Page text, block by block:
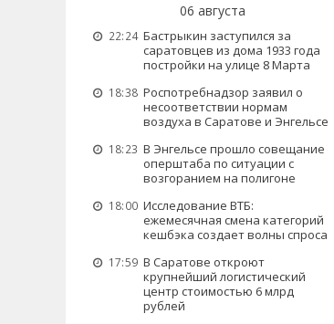
06 августа
22:24 Бастрыкин заступился за
саратовцев из дома 1933 года
постройки на улице 8 Марта
18:38 Роспотребнадзор заявил о
несоответствии нормам
воздуха в Саратове и Энгельсе
18:23 В Энгельсе прошло совещание
оперштаба по ситуации с
возгоранием на полигоне
18:00 Исследование ВТБ:
ежемесячная смена категорий
кешбэка создает волны спроса
17:59 В Саратове откроют
крупнейший логистический
центр стоимостью 6 млрд
рублей